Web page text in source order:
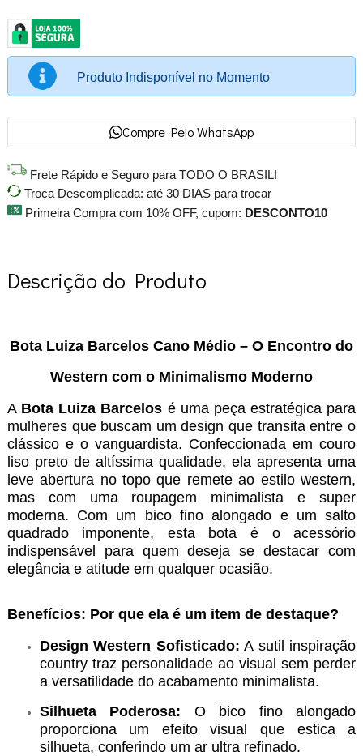
Produto Indisponível no Momento
Compre Pelo WhatsApp
Frete Rápido e Seguro para TODO O BRASIL!
Troca Descomplicada: até 30 DIAS para trocar
Primeira Compra com 10% OFF, cupom: DESCONTO10
Descrição do Produto
Bota Luiza Barcelos Cano Médio – O Encontro do
Western com o Minimalismo Moderno
A Bota Luiza Barcelos é uma peça estratégica para
mulheres que buscam um design que transita entre o
clássico e o vanguardista. Confeccionada em couro
liso preto de altíssima qualidade, ela apresenta uma
leve abertura no topo que remete ao estilo western,
mas com uma roupagem minimalista e super
moderna. Com um bico fino alongado e um salto
quadrado imponente, esta bota é o acessório
indispensável para quem deseja se destacar com
elegância e atitude em qualquer ocasião.
Benefícios: Por que ela é um item de destaque?
Design Western Sofisticado: A sutil inspiração
country traz personalidade ao visual sem perder
a versatilidade do acabamento minimalista.
Silhueta Poderosa: O bico fino alongado
proporciona um efeito visual que estica a
silhueta, conferindo um ar ultra refinado.